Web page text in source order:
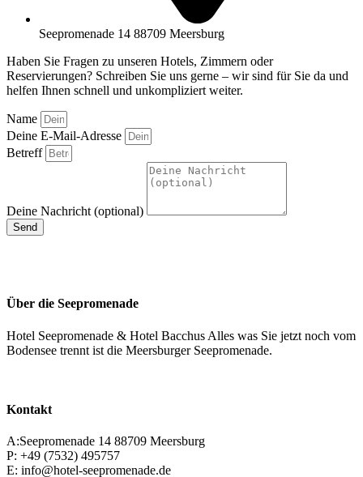
Seepromenade 14 88709 Meersburg
Haben Sie Fragen zu unseren Hotels, Zimmern oder
Reservierungen? Schreiben Sie uns gerne – wir sind für Sie da und
helfen Ihnen schnell und unkompliziert weiter.
Name
Deine E-Mail-Adresse
Betreff
Deine Nachricht (optional)
Send
Über die Seepromenade
Hotel Seepromenade & Hotel Bacchus Alles was Sie jetzt noch vom
Bodensee trennt ist die Meersburger Seepromenade.
Kontakt
A:Seepromenade 14 88709 Meersburg
P: +49 (7532) 495757
E: info@hotel-seepromenade.de